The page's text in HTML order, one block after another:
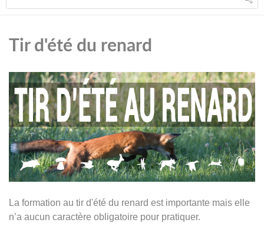
Tir d'été du renard
La formation au tir d'été du renard est importante mais elle
n’a aucun caractère obligatoire pour pratiquer.